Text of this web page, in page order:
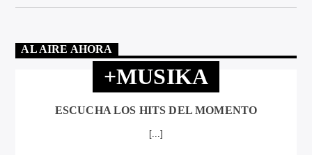
AL AIRE AHORA
+MUSIKA
ESCUCHA LOS HITS DEL MOMENTO
[...]